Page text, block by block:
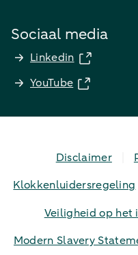
Sociaal media
Linkedin
YouTube
Disclaimer
Klokkenluidersregeling
Veiligheid op het
Modern Slavery